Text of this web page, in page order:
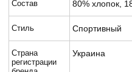
Состав 80% хлопок,
Стиль Спортивный
Страна
регистрации
Украина